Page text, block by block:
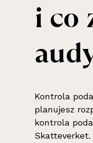
i co
Kontrola
planujesz
kontrola